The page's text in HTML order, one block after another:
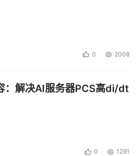
0 2008
：解决AI服务器PCS高di/dt
0 1291